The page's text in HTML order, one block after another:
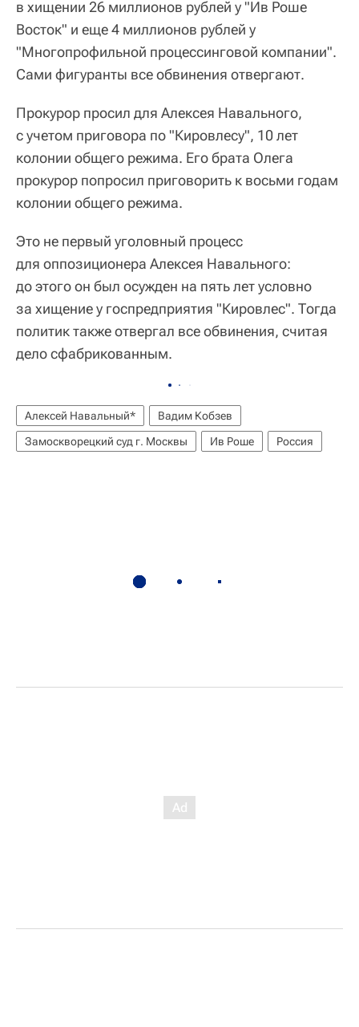
в хищении 26 миллионов рублей у "Ив Роше
Восток" и еще 4 миллионов рублей у
"Многопрофильной процессинговой компании".
Сами фигуранты все обвинения отвергают.
Прокурор просил для Алексея Навального,
с учетом приговора по "Кировлесу", 10 лет
колонии общего режима. Его брата Олега
прокурор попросил приговорить к восьми годам
колонии общего режима.
Это не первый уголовный процесс
для оппозиционера Алексея Навального:
до этого он был осужден на пять лет условно
за хищение у госпредприятия "Кировлес". Тогда
политик также отвергал все обвинения, считая
дело сфабрикованным.
Алексей Навальный*
Вадим Кобзев
Замоскворецкий суд г. Москвы
Ив Роше Россия